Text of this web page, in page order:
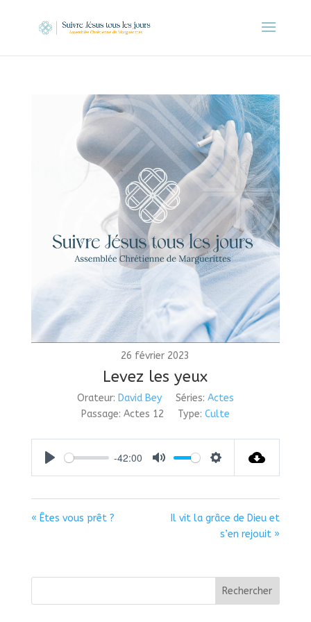
26 février 2023
Levez les yeux
Orateur: David Bey Séries: Actes
Passage: Actes 12 Type: Culte
-42:00
« Êtes vous prêt ?
Il vit la grâce de Dieu et
s’en rejouit »
Rechercher